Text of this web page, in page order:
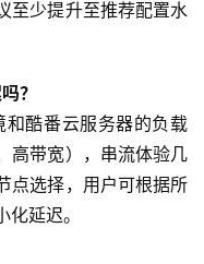
至少提升至推荐配置水
？
酷番云服务器的负载
高带宽），串流体验几
点选择，用户可根据所
延迟。